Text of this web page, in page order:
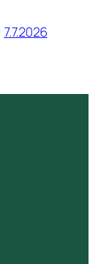
7.7.2026